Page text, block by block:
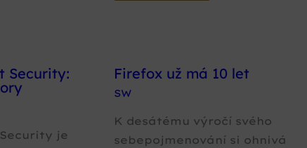
Security:
je
Firefox už má 10 let
SW
K desátému výročí svého
sebepojmenování si ohnivá